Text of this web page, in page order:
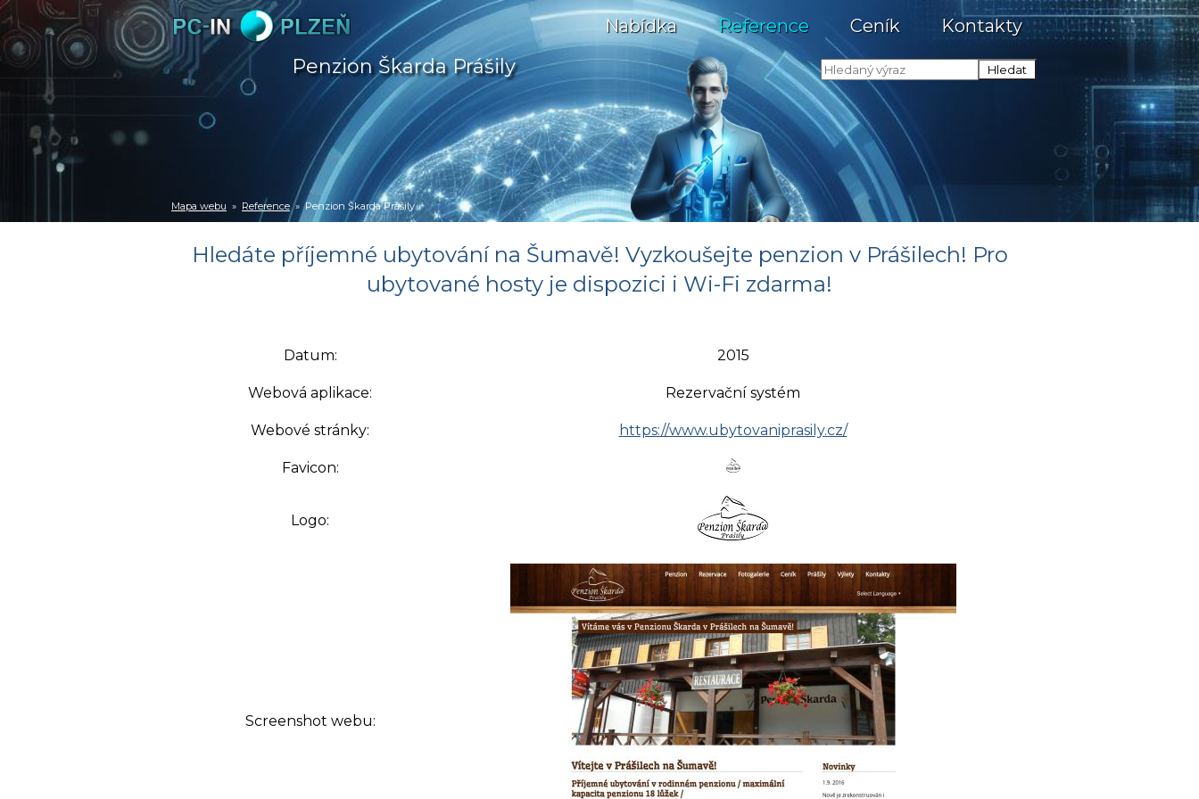
Nabídka Reference Ceník Kontakty
Penzion Škarda Prášily
Mapa webu » Reference» Penzion Škarda Prášily
Hledáte příjemné ubytování na Šumavě! Vyzkoušejte penzion v Prášilech! Pro
ubytované hosty je dispozici i Wi-Fi zdarma!
Datum: 2015
Webová aplikace: Rezervační systém
Webové stránky: https://www.ubytovaniprasily.cz/
Favicon:
Logo:
Screenshot webu: